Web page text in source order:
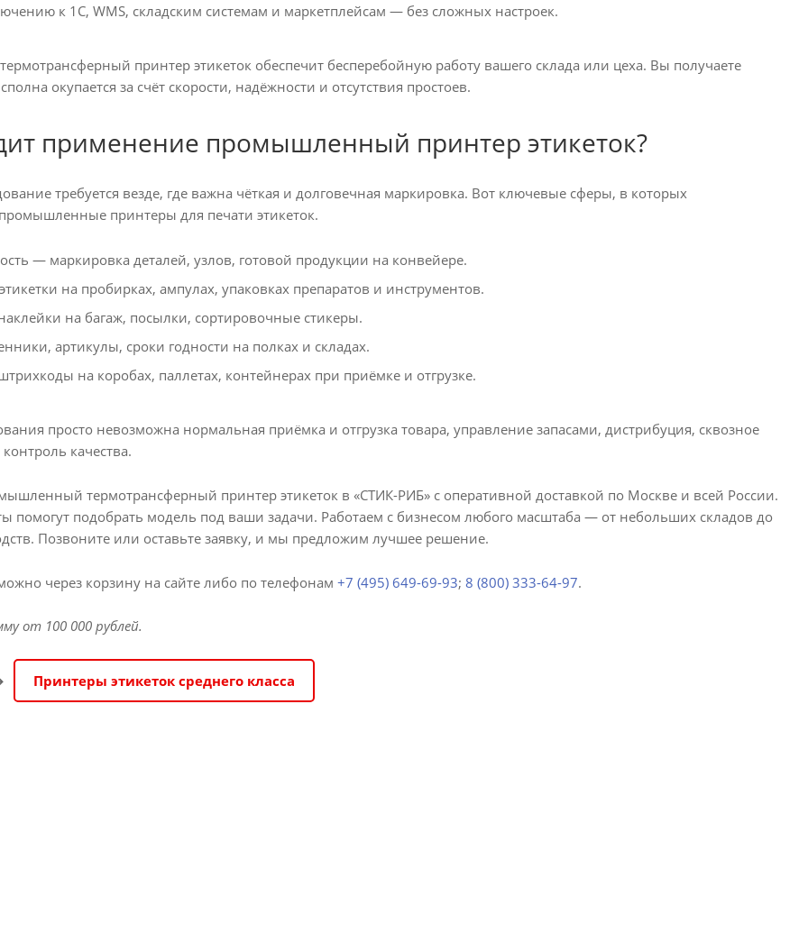
к 1С, WMS, складским системам и маркетплейсам — без сложных настроек.
принтер этикеток обеспечит бесперебойную работу вашего склада или цеха. Вы получаете
окупается за счёт скорости, надёжности и отсутствия простоев.
применение промышленный принтер этикеток?
требуется везде, где важна чёткая и долговечная маркировка. Вот ключевые сферы, в которых
принтеры для печати этикеток.
— маркировка деталей, узлов, готовой продукции на конвейере.
на пробирках, ампулах, упаковках препаратов и инструментов.
на багаж, посылки, сортировочные стикеры.
артикулы, сроки годности на полках и складах.
на коробах, паллетах, контейнерах при приёмке и отгрузке.
просто невозможна нормальная приёмка и отгрузка товара, управление запасами, дистрибуция, сквозное
качества.
термотрансферный принтер этикеток в «СТИК-РИБ» с оперативной доставкой по Москве и всей России.
помогут подобрать модель под ваши задачи. Работаем с бизнесом любого масштаба — от небольших складов до
Позвоните или оставьте заявку, и мы предложим лучшее решение.
через корзину на сайте либо по телефонам +7 (495) 649-69-93; 8 (800) 333-64-97.
от 100 000 рублей.
Принтеры этикеток среднего класса